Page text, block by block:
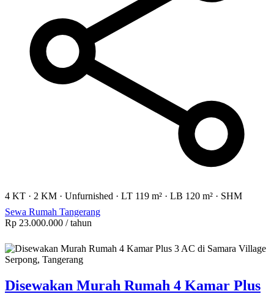
4 KT · 2 KM · Unfurnished · LT 119 m² · LB 120 m² · SHM
Sewa Rumah Tangerang
Rp 23.000.000 / tahun
Disewakan Murah Rumah 4 Kamar Plus